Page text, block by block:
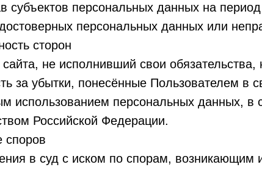
субъектов персональных данных на
персональных данных или
сторон
не исполнивший свои обязательства,
за убытки, понесённые Пользователем в
использованием персональных данных, в
Российской Федерации.
споров
в суд с иском по спорам, возникающим